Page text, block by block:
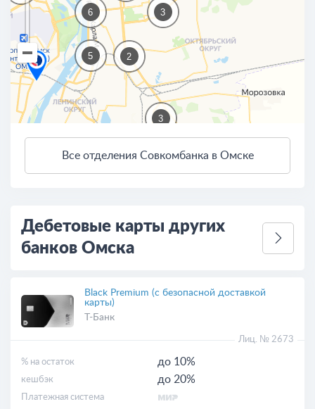
6
5 2
3
3
Все отделения Совкомбанка в Омске
Дебетовые карты других
банков Омска
Black Premium (с безопасной доставкой
карты)
Т-Банк
Лиц. № 2673
% на остаток до 10%
кешбэк до 20%
Платежная система